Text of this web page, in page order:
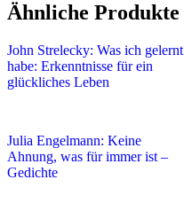
Ähnliche Produkte
John Strelecky: Was ich gelernt
habe: Erkenntnisse für ein
glückliches Leben
Julia Engelmann: Keine
Ahnung, was für immer ist –
Gedichte